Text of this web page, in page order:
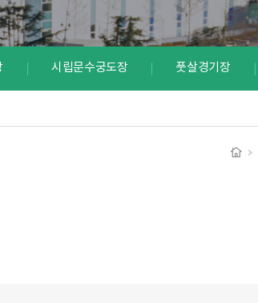
시립문수궁도장 풋살경기장